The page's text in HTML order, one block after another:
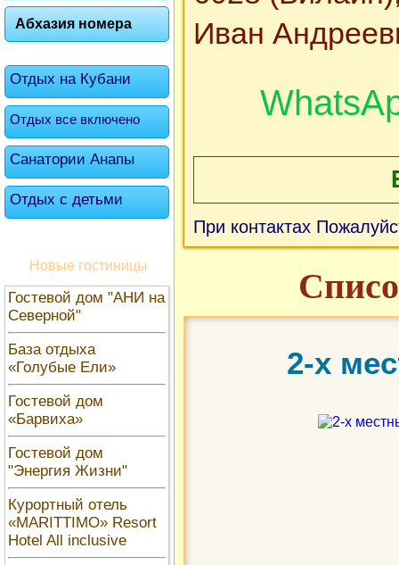
Абхазия номера
Отдых на Кубани
Отдых все включено
Санатории Анапы
Отдых с детьми
Новые гостиницы
Гостевой дом "АНИ на
Северной"
База отдыха
«Голубые Ели»
Гостевой дом
«Барвиха»
Гостевой дом
"Энергия Жизни"
Курортный отель
«MARITTIMO» Resort
Hotel All inclusive
Иван
При контактах
2-х